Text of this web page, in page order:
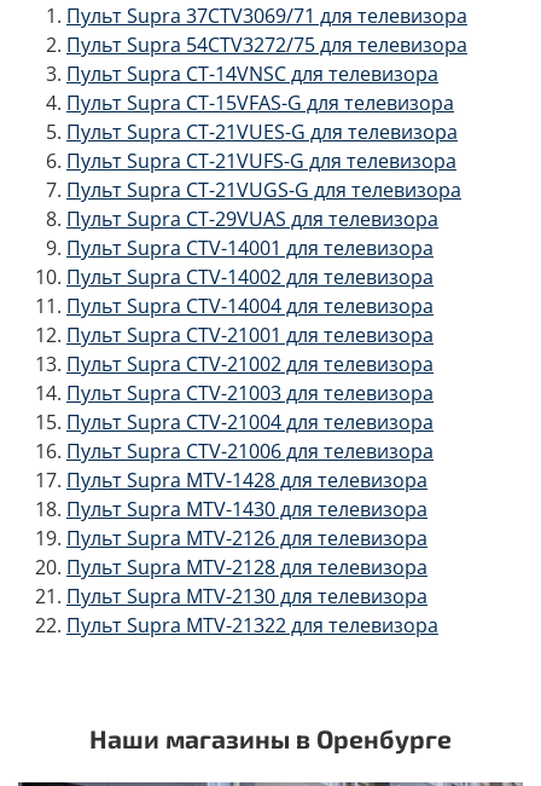
Пульт Supra 37CTV3069/71 для телевизора
Пульт Supra 54CTV3272/75 для телевизора
Пульт Supra CT-14VNSC для телевизора
Пульт Supra CT-15VFAS-G для телевизора
Пульт Supra CT-21VUES-G для телевизора
Пульт Supra CT-21VUFS-G для телевизора
Пульт Supra CT-21VUGS-G для телевизора
Пульт Supra CT-29VUAS для телевизора
Пульт Supra CTV-14001 для телевизора
Пульт Supra CTV-14002 для телевизора
Пульт Supra CTV-14004 для телевизора
Пульт Supra CTV-21001 для телевизора
Пульт Supra CTV-21002 для телевизора
Пульт Supra CTV-21003 для телевизора
Пульт Supra CTV-21004 для телевизора
Пульт Supra CTV-21006 для телевизора
Пульт Supra MTV-1428 для телевизора
Пульт Supra MTV-1430 для телевизора
Пульт Supra MTV-2126 для телевизора
Пульт Supra MTV-2128 для телевизора
Пульт Supra MTV-2130 для телевизора
Пульт Supra MTV-21322 для телевизора
Наши магазины в Оренбурге